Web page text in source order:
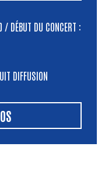
/ DÉBUT DU CONCERT :
DIFFUSION